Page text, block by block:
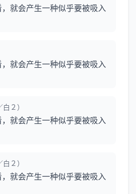
就会产生一种似乎要被吸入
就会产生一种似乎要被吸入
２）
就会产生一种似乎要被吸入
２）
就会产生一种似乎要被吸入